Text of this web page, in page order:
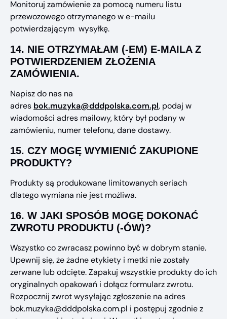
Monitoruj zamówienie za pomocą numeru listu
przewozowego otrzymanego w e-mailu
potwierdzającym wysyłkę.
14. NIE OTRZYMAŁAM (-EM) E-MAILA Z
POTWIERDZENIEM ZŁOŻENIA
ZAMÓWIENIA.
Napisz do nas na
adres bok.muzyka@dddpolska.com.pl, podaj w
wiadomości adres mailowy, który był podany w
zamówieniu, numer telefonu, dane dostawy.
15. CZY MOGĘ WYMIENIĆ ZAKUPIONE
PRODUKTY?
Produkty są produkowane limitowanych seriach
dlatego wymiana nie jest możliwa.
16. W JAKI SPOSÓB MOGĘ DOKONAĆ
ZWROTU PRODUKTU (-ÓW)?
Wszystko co zwracasz powinno być w dobrym stanie.
Upewnij się, że żadne etykiety i metki nie zostały
zerwane lub odcięte. Zapakuj wszystkie produkty do ich
oryginalnych opakowań i dołącz formularz zwrotu.
Rozpocznij zwrot wysyłając zgłoszenie na adres
bok.muzyka@dddpolska.com.pl i postępuj zgodnie z